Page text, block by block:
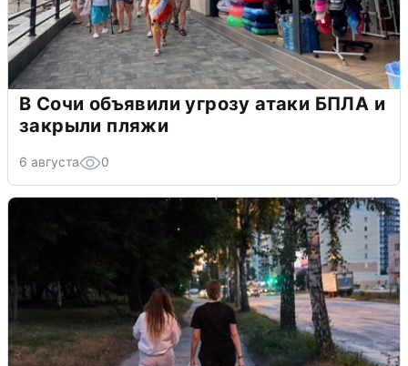
В Сочи объявили угрозу атаки БПЛА и
закрыли пляжи
6 августа 0